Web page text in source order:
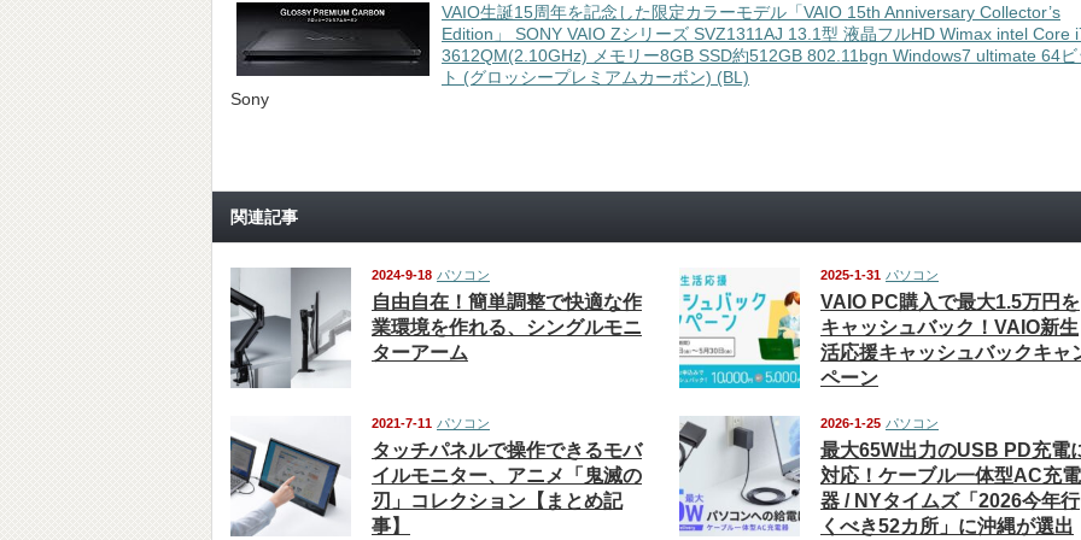
VAIO生誕15周年を記念した限定カラーモデル「VAIO 15th Anniversary Collector’s
Edition」 SONY VAIO Zシリーズ SVZ1311AJ 13.1型 液晶フルHD Wimax intel Core
3612QM(2.10GHz) メモリー8GB SSD約512GB 802.11bgn Windows7 ultimate 64ビ
ト (グロッシープレミアムカーボン) (BL)
Sony
関連記事
2024-9-18 パソコン
自由自在！簡単調整で快適な作
業環境を作れる、シングルモニ
ターアーム
2025-1-31 パソコン
VAIO PC購入で最大1.5万円を
キャッシュバック！VAIO新生
活応援キャッシュバックキャ
ペーン
2021-7-11 パソコン
タッチパネルで操作できるモバ
イルモニター、アニメ「鬼滅の
刃」コレクション【まとめ記
事】
2026-1-25 パソコン
最大65W出力のUSB PD充電
対応！ケーブル一体型AC充電
器 / NYタイムズ「2026今年行
くべき52カ所」に沖縄が選出